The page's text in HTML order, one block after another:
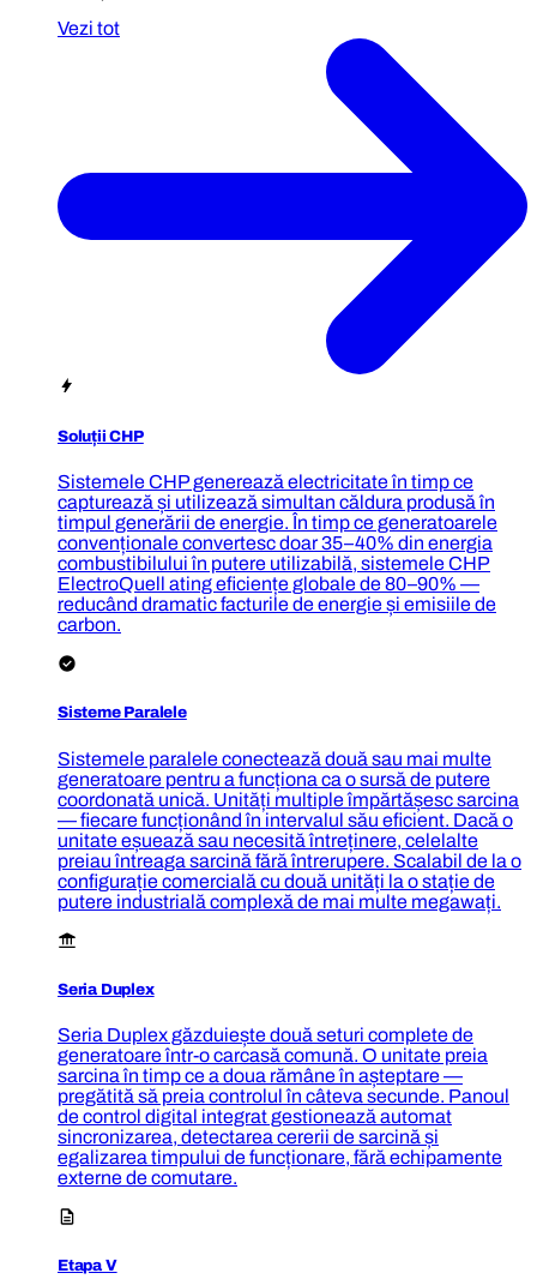
Vezi tot
Soluții CHP
Sistemele CHP generează electricitate în timp ce
capturează și utilizează simultan căldura produsă în
timpul generării de energie. În timp ce generatoarele
convenționale convertesc doar 35–40% din energia
combustibilului în putere utilizabilă, sistemele CHP
ElectroQuell ating eficiențe globale de 80–90% —
reducând dramatic facturile de energie și emisiile de
carbon.
Sisteme Paralele
Sistemele paralele conectează două sau mai multe
generatoare pentru a funcționa ca o sursă de putere
coordonată unică. Unități multiple împărtășesc sarcina
— fiecare funcționând în intervalul său eficient. Dacă o
unitate eșuează sau necesită întreținere, celelalte
preiau întreaga sarcină fără întrerupere. Scalabil de la o
configurație comercială cu două unități la o stație de
putere industrială complexă de mai multe megawați.
Seria Duplex
Seria Duplex găzduiește două seturi complete de
generatoare într-o carcasă comună. O unitate preia
sarcina în timp ce a doua rămâne în așteptare —
pregătită să preia controlul în câteva secunde. Panoul
de control digital integrat gestionează automat
sincronizarea, detectarea cererii de sarcină și
egalizarea timpului de funcționare, fără echipamente
externe de comutare.
Etapa V